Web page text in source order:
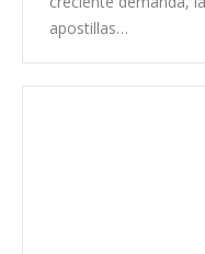
apostillas…